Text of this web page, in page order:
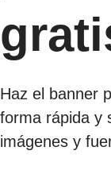
Haz el banner
forma rápida y
imágenes y